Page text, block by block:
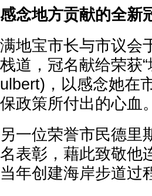
感念地方贡献的全新
满地宝市长与市议会
栈道，冠名献给荣获
ulbert)，以感念她在
保政策所付出的心血。
另一位荣誉市民德里
名表彰，藉此致敬他
当年创建海岸步道过